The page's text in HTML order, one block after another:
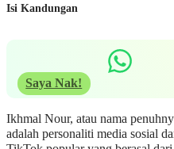
Isi Kandungan
Saya Nak!
Ikhmal Nour, atau nama
adalah personaliti media sosial